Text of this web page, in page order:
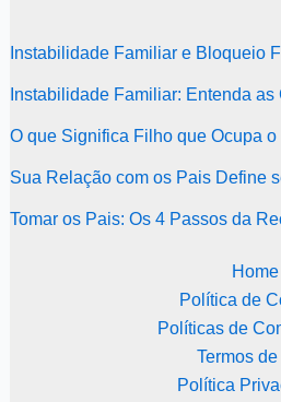
Instabilidade Familiar e Bloqueio
Instabilidade Familiar: Entenda
O que Significa Filho que Ocupa
Sua Relação com os Pais Define
Tomar os Pais: Os 4 Passos da
Home
Política de
Políticas de
Termos
Política